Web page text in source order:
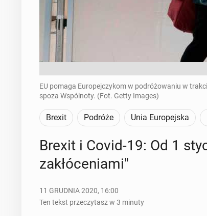
EU pomaga Europejczykom w podróżowaniu w
spoza Wspólnoty. (Fot. Getty Images)
Brexit Podróże Unia Europejska
Brexit i Covid-19: Od 1
za­kłó­ce­nia­mi"
11 GRUDNIA 2020, 16:00
Ten tekst przeczytasz w 3 minuty